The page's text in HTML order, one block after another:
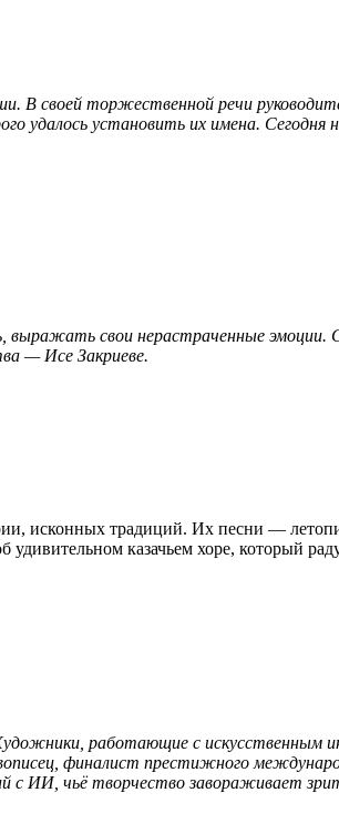
В своей торжественной речи
удалось установить их имена. Сегодня
выражать свои нерастраченные эмоции.
— Исе Закриеве.
исконных традиций. Их песни —
казачьем хоре, который
работающие с искусственным
финалист престижного
с ИИ, чьё творчество завораживает